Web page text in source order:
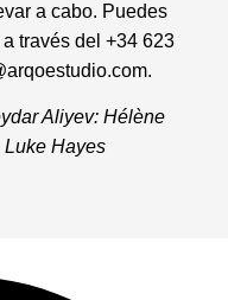
a cabo. Puedes
través del +34 623
Aliyev: Hélène
Luke Hayes